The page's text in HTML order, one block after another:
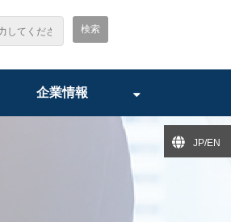
企業情報
JP/EN